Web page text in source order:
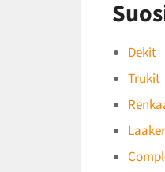
Dekit
Trukit